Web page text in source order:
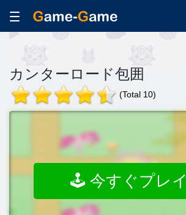
カンターロード包囲
(Total 10)
🕹️ 今すぐプレイ